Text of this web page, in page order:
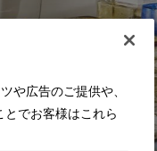
や広告のご提供や、
とでお客様はこれら